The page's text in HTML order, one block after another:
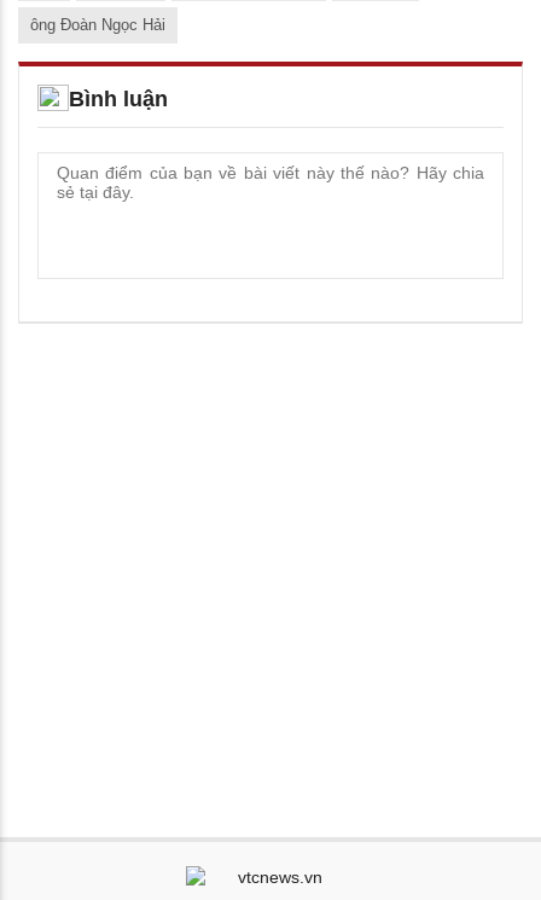
ông Đoàn Ngọc Hải
Bình luận